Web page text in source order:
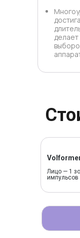
Лицо — 1
импульсов